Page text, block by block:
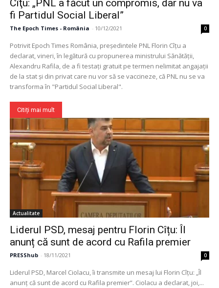
Un proiect
FREEDOM HOUSE ROMÂNIA
PRESShub
Despre noi / Echipa
Proiecte editoriale
Contact
Cîţu: „PNL a făcut un compromis, dar nu va
fi Partidul Social Liberal”
The Epoch Times - România - 10/12/2021 0
Potrivit Epoch Times România, preşedintele PNL Florin Cîţu a
declarat, vineri, în legătură cu propunerea ministrului Sănătăţii,
Alexandru Rafila, de a fi testaţi gratuit pe termen nelimitat angajaţii
de la stat şi din privat care nu vor să se vaccineze, că PNL nu se va
transforma în "Partidul Social Liberal".
Citiți mai mult
Actualitate
Liderul PSD, mesaj pentru Florin Cîțu: Îl
anunț că sunt de acord cu Rafila premier
PRESShub - 18/11/2021 0
Liderul PSD, Marcel Ciolacu, îi transmite un mesaj lui Florin Cîțu: „Îl
anunț că sunt de acord cu Rafila premier”. Ciolacu a declarat, joi,...